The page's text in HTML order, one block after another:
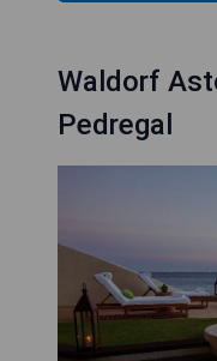
Waldorf
Pedregal